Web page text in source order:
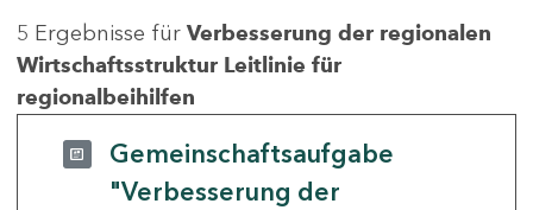
5 Ergebnisse für Verbesserung der regionalen
Wirtschaftsstruktur Leitlinie für
regionalbeihilfen
Gemeinschaftsaufgabe
"Verbesserung der